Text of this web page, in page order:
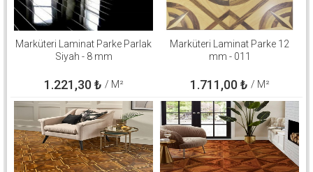
Marküteri Laminat Parke Parlak
Siyah - 8 mm
1.221,30₺ / M²
Marküteri Laminat Parke 12
mm - 011
1.711,00₺ / M²